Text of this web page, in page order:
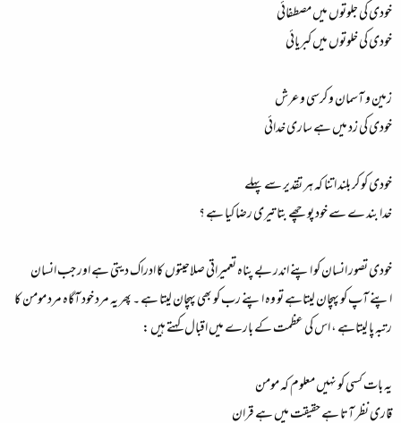
خودی کی جلوتوں میں مصطفائی
خودی کی خلوتوں میں کبریائی
زمین و آسمان و کرسی و عرش
خودی کی زد میں ہے ساری خدائی
خودی کو کر بلند اتنا کہ ہر تقدیر سے پہلے
خدا بند ے سے خود پوچھے بتا تیری رضا کیا ہے ؟
خودی تصور انسان کو اپنے اندر بے پناہ تعمیراتی صلاحیتوں کا ادراک دیتی ہے اور جب انسان
اپنے آپ کو پہچان لیتاہے تو وہ اپنے رب کو بھی پہچان لیتا ہے ۔ پھر یہ مرد خود آگاہ مرد مومن کا
رتبہ پا لیتاہے ، اس کی عظمت کے بارے میں اقبال کہتے ہیں :
یہ بات کسی کو نہیں معلوم کہ مومن
قاری نظر آتا ہے حقیقت میں ہے قران